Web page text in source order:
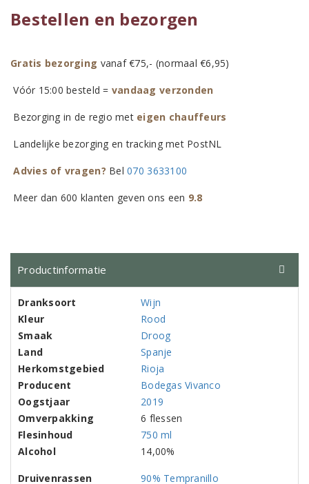
Bestellen en bezorgen
Gratis bezorging vanaf €75,- (normaal €6,95)
Vóór 15:00 besteld = vandaag verzonden
Bezorging in de regio met eigen chauffeurs
Landelijke bezorging en tracking met PostNL
Advies of vragen? Bel070 3633100
Meer dan 600 klanten geven ons een 9.8
Productinformatie
Dranksoort
Wijn
Kleur
Rood
Smaak
Droog
Land
Spanje
Herkomstgebied
Rioja
Producent
Bodegas Vivanco
Oogstjaar
2019
Omverpakking
6 flessen
Flesinhoud
750 ml
Alcohol
14,00%
Druivenrassen 90% Tempranillo